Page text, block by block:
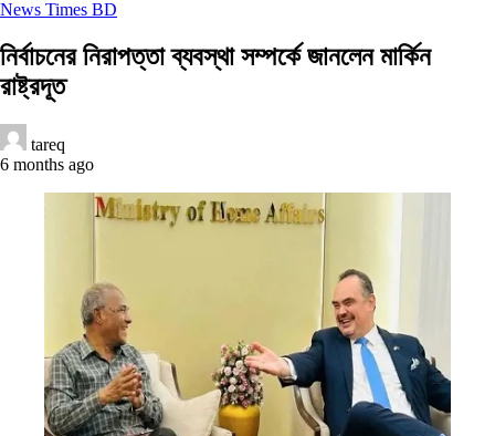
News Times BD
নির্বাচনের নিরাপত্তা ব্যবস্থা সম্পর্কে জানলেন মার্কিন
রাষ্ট্রদূত
tareq
6 months ago